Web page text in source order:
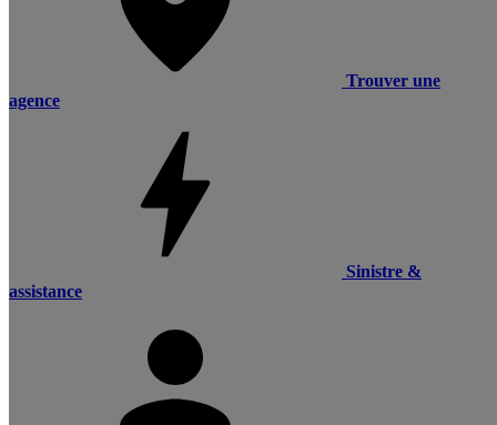
Trouver une
agence
Sinistre &
assistance